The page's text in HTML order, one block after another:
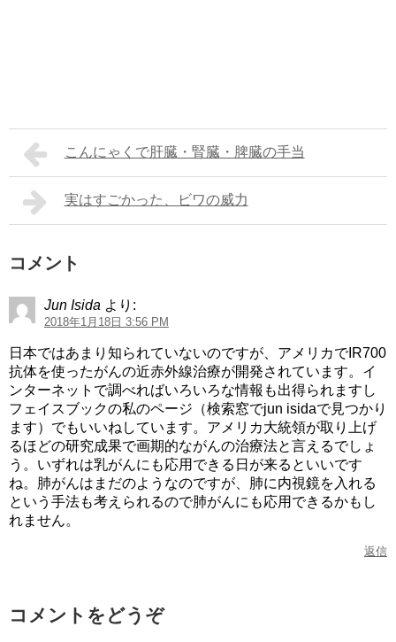
こんにゃくで肝臓・腎臓・脾臓の手当
実はすごかった、ビワの威力
コメント
Jun Isida より:
2018年1月18日 3:56 PM
日本ではあまり知られていないのですが、アメリカでIR700
抗体を使ったがんの近赤外線治療が開発されています。イ
ンターネットで調べればいろいろな情報も出得られますし
フェイスブックの私のページ（検索窓でjun isidaで見つかり
ます）でもいいねしています。アメリカ大統領が取り上げ
るほどの研究成果で画期的ながんの治療法と言えるでしょ
う。いずれは乳がんにも応用できる日が来るといいです
ね。肺がんはまだのようなのですが、肺に内視鏡を入れる
という手法も考えられるので肺がんにも応用できるかもし
れません。
返信
コメントをどうぞ